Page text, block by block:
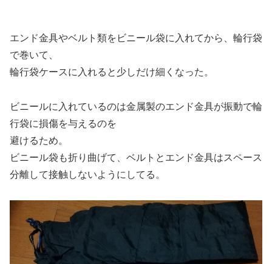
エンド金具やベルト類をビニール袋に入れてから、輪行袋
で巻いて、
輪行袋ケースに入れると少しだけ細くなった。
ビニールに入れているのは金属製のエンド金具が振動で輪
行袋に損傷を与えるのを
避けるため。
ビニール袋も折り曲げて、ベルトとエンド金具はスペース
分離して接触しないようにしてる。